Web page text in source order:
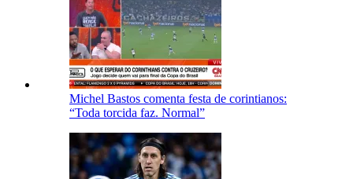
Michel Bastos comenta festa de corintianos:
“Toda torcida faz. Normal”